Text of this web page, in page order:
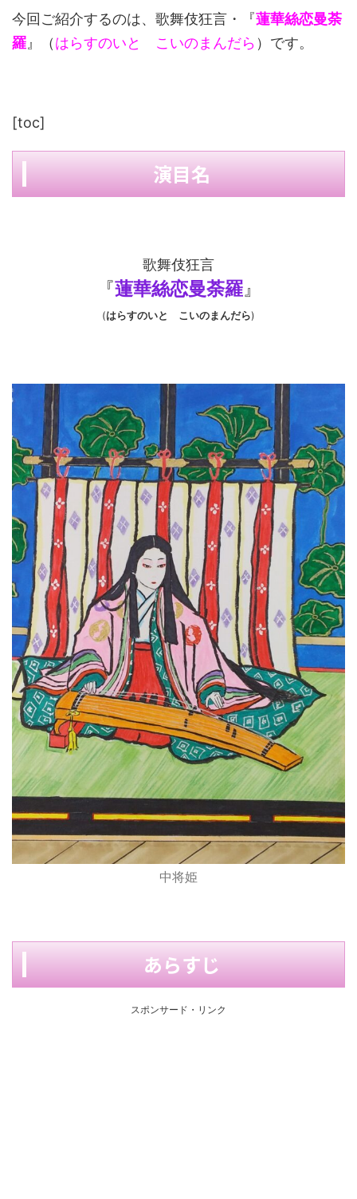
今回ご紹介するのは、歌舞伎狂言・『蓮華絲恋曼荼
羅 』（はらすのいと こいのまんだら ）です。
[toc]
演目名
歌舞伎狂言
『蓮華絲恋曼荼羅』
(はらすのいと こいのまんだら)
中将姫
あらすじ
スポンサード・リンク